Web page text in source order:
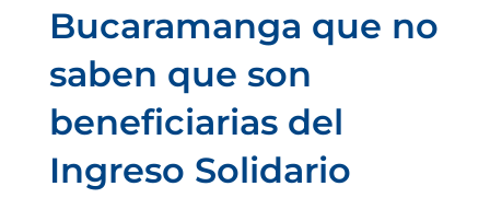
Bucaramanga que no
saben que son
beneficiarias del
Ingreso Solidario